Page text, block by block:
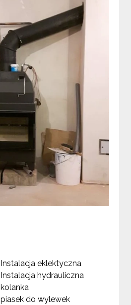
Instalacja eklektyczna
Instalacja hydrauliczna
kolanka
piasek do wylewek